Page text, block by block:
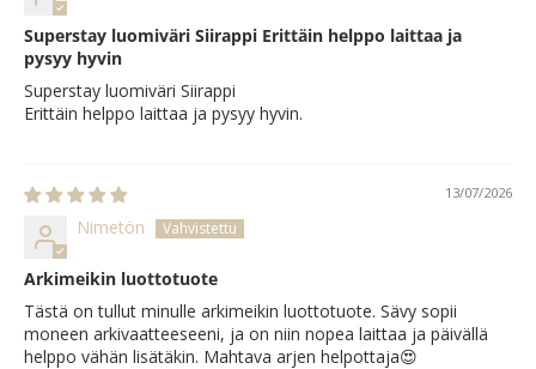
Superstay luomiväri Siirappi Erittäin helppo laittaa ja
pysyy hyvin
Superstay luomiväri Siirappi
Erittäin helppo laittaa ja pysyy hyvin.
13/07/2026
Nimetön
Arkimeikin luottotuote
Tästä on tullut minulle arkimeikin luottotuote. Sävy sopii
moneen arkivaatteeseeni, ja on niin nopea laittaa ja päivällä
helppo vähän lisätäkin. Mahtava arjen helpottaja😍